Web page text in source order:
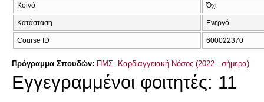
Κοινό Όχι
Κατάσταση Ενεργό
Course ID 600022370
Πρόγραμμα Σπουδών: ΠΜΣ- Καρδιαγγειακή Νόσος (2022 - σήμερα)
Εγγεγραμμένοι φοιτητές: 11